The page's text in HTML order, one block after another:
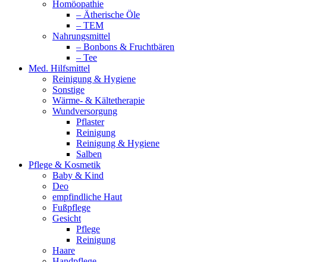
Homöopathie
– Ätherische Öle
– TEM
Nahrungsmittel
– Bonbons & Fruchtbären
– Tee
Med. Hilfsmittel
Reinigung & Hygiene
Sonstige
Wärme- & Kältetherapie
Wundversorgung
Pflaster
Reinigung
Reinigung & Hygiene
Salben
Pflege & Kosmetik
Baby & Kind
Deo
empfindliche Haut
Fußpflege
Gesicht
Pflege
Reinigung
Haare